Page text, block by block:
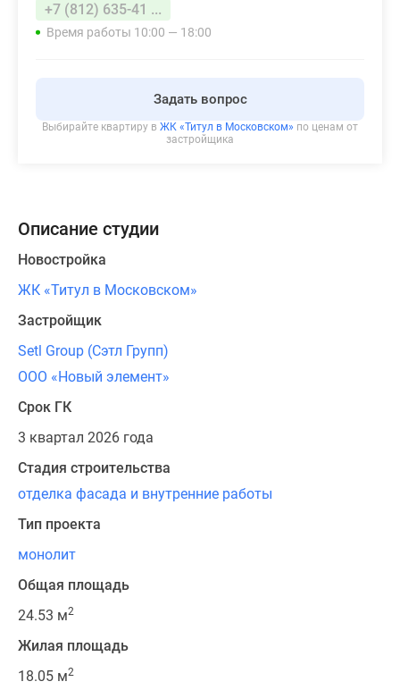
+7 (812) 635-41 ...
Время работы 10:00 — 18:00
Задать вопрос
Выбирайте квартиру в ЖК «Титул в Московском» по ценам от
застройщика
Описание студии
Новостройка
ЖК «Титул в Московском»
Застройщик
Setl Group (Сэтл Групп)
ООО «Новый элемент»
Срок ГК
3 квартал 2026 года
Стадия строительства
отделка фасада и внутренние работы
Тип проекта
монолит
Общая площадь
24.53 м2
Жилая площадь
18.05 м2